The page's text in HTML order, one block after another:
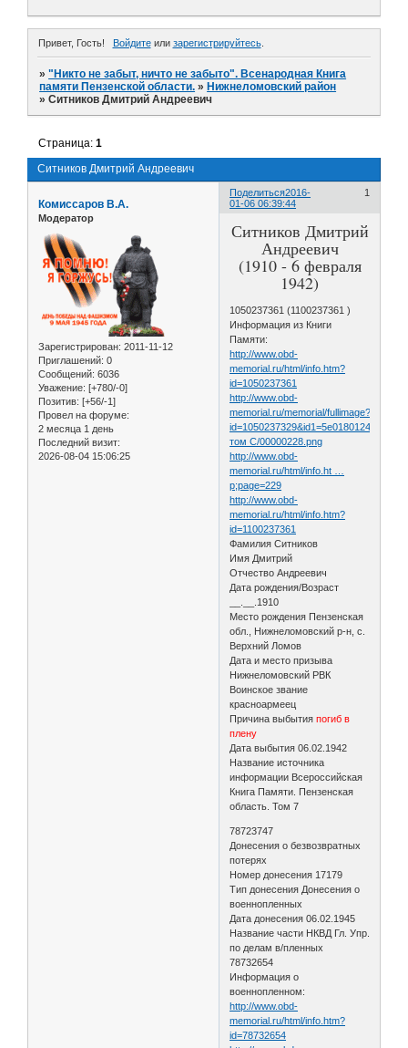
Привет, Гость! Войдитеили зарегистрируйтесь.
»"Никто не забыт, ничто не забыто". Всенародная Книга
памяти Пензенской области. » Нижнеломовский район
»Ситников Дмитрий Андреевич
Ситников Дмитрий Андреевич
Страница:1
Поделиться 1
2016-
01-06 06:39:44
Комиссаров В.А.
Модератор
Зарегистрирован: 2011-11-12
Приглашений: 0
Сообщений: 6036
Уважение: [+780/-0]
Позитив: [+56/-1]
Провел на форуме:
2 месяца 1 день
Последний визит:
2026-08-04 15:06:25
Ситников Дмитрий
Андреевич
(1910 - 6 февраля
1942)
1050237361 (1100237361 )
Информация из Книги
Памяти:
http://www.obd-
memorial.ru/html/info.htm?
id=1050237361
http://www.obd-
memorial.ru/memorial/fullimage?
том С/00000228.png
http://www.obd-
memorial.ru/html/info.ht …
p;page=229
http://www.obd-
memorial.ru/html/info.htm?
id=1100237361
Фамилия Ситников
Имя Дмитрий
Отчество Андреевич
Дата рождения/Возраст
__.__.1910
Место рождения Пензенская
обл., Нижнеломовский р-н, с.
Верхний Ломов
Дата и место призыва
Нижнеломовский РВК
Воинское звание
красноармеец
Причина выбытияпогиб в
плену
Дата выбытия 06.02.1942
Название источника
информации Всероссийская
Книга Памяти. Пензенская
область. Том 7
78723747
Донесения о безвозвратных
потерях
Номер донесения 17179
Тип донесения Донесения о
военнопленных
Дата донесения 06.02.1945
Название части НКВД Гл. Упр.
по делам в/пленных
78732654
Информация о
военнопленном:
http://www.obd-
memorial.ru/html/info.htm?
id=78732654